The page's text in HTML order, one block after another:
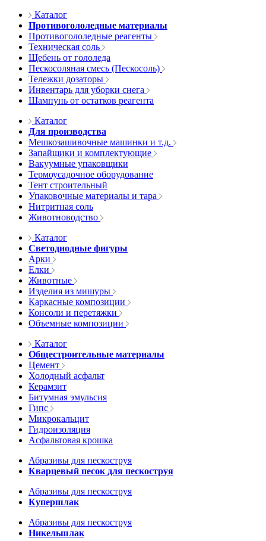
Каталог
Противогололедные материалы
Противогололедные реагенты
Техническая соль
Щебень от гололеда
Пескосоляная смесь (Пескосоль)
Тележки дозаторы
Инвентарь для уборки снега
Шампунь от остатков реагента
Каталог
Для производства
Мешкозашивочные машинки и т.д.
Запайщики и комплектующие
Вакуумные упаковщики
Термоусадочное оборудование
Тент строительный
Упаковочные материалы и тара
Нитритная соль
Животноводство
Каталог
Светодиодные фигуры
Арки
Елки
Животные
Изделия из мишуры
Каркасные композиции
Консоли и перетяжки
Объемные композиции
Каталог
Общестроительные материалы
Цемент
Холодный асфальт
Керамзит
Битумная эмульсия
Гипс
Микрокальцит
Гидроизоляция
Асфальтовая крошка
Абразивы для пескоструя
Кварцевый песок для пескоструя
Абразивы для пескоструя
Купершлак
Абразивы для пескоструя
Никельшлак